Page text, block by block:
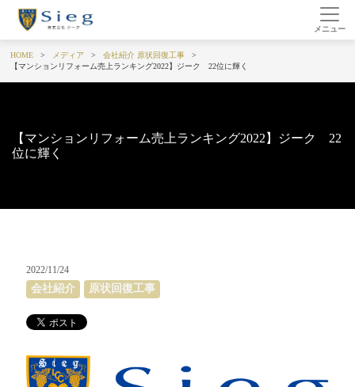
HOME メディア 会社紹介 原状回復工事
【マンションリフォーム売上ランキング2022】ジーク 22位に輝く
【マンションリフォーム売上ランキング2022】ジーク 22
位に輝く
2022/11/24
会社紹介 原状回復工事